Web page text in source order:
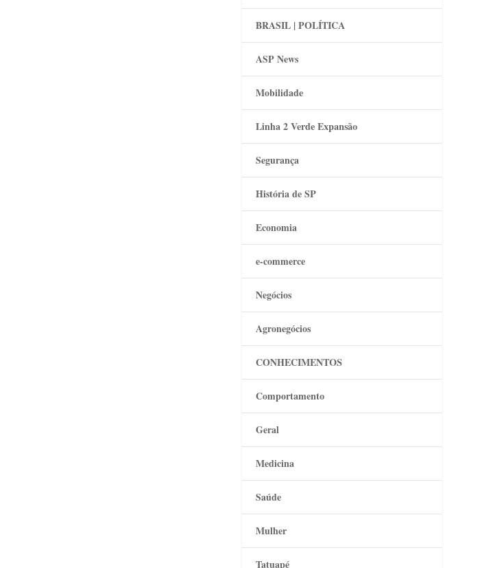
BRASIL | POLÍTICA
ASP News
Mobilidade
Linha 2 Verde Expansão
Segurança
História de SP
Economia
e-commerce
Negócios
Agronegócios
CONHECIMENTOS
Comportamento
Geral
Medicina
Saúde
Mulher
Tatuapé